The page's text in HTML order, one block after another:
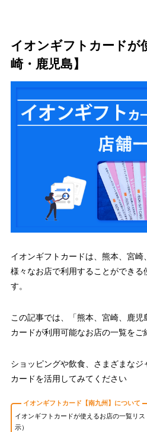
イオンギフトカードが
崎・鹿児島】
イオンギフトカードは、熊本、宮崎
様々なお店で利用することができ
す。
この記事では、「熊本、宮崎、鹿児
カードが利用可能なお店の一覧をご
ショッピングや飲食、さまざまなジ
カードを活用してみてください
イオンギフトカード【南九州】について
イオンギフトカードが使えるお店の一覧リ
示）